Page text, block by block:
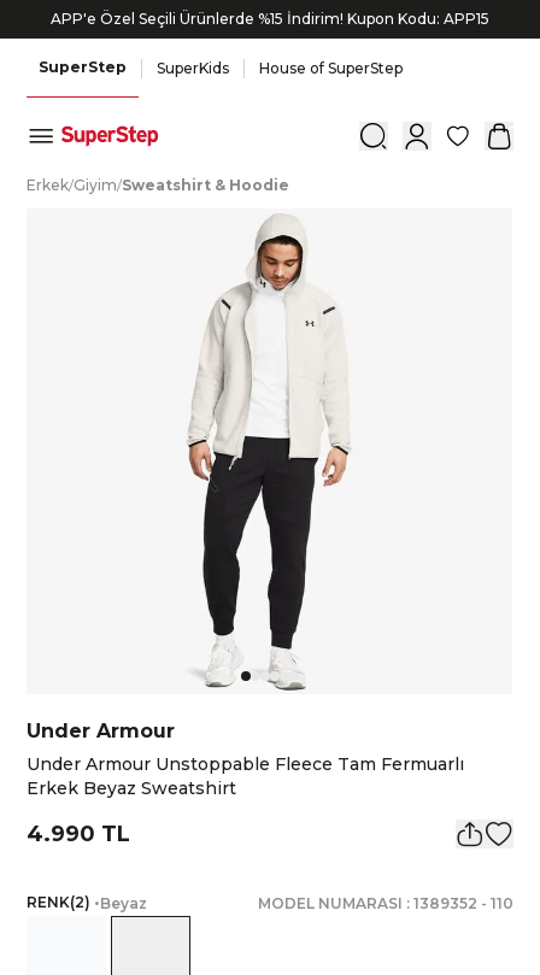
APP'e Özel Seçili Ürünlerde %15 İndirim! Kupon Kodu: APP15
SuperStep SuperKids House of SuperStep
0
Erkek/Giyim/Sweatshirt & Hoodie
Under Armour
Under Armour Unstoppable Fleece Tam Fermuarlı
Erkek Beyaz Sweatshirt
4.990 TL
RENK(2) •Beyaz MODEL NUMARASI : 1389352 - 110